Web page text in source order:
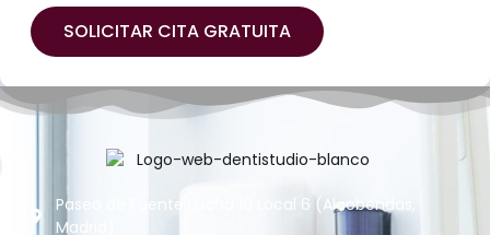
SOLICITAR CITA GRATUITA
Paseo de Fuente Lucha 10 Local 6 (Alcobendas,
Madrid)